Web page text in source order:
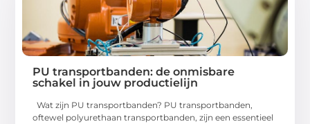
PU transportbanden: de onmisbare
schakel in jouw productielijn
Wat zijn PU transportbanden? PU transportbanden,
oftewel polyurethaan transportbanden, zijn een essentieel